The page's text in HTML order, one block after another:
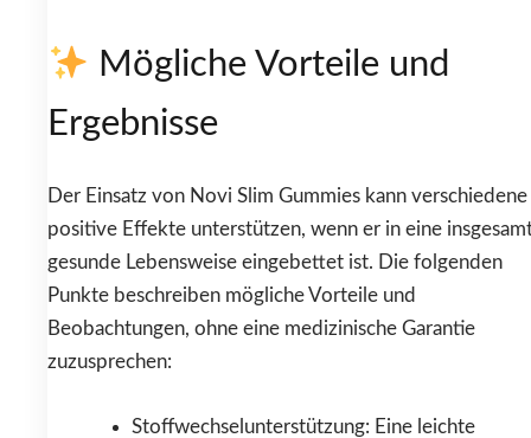
Mögliche Vorteile und
Ergebnisse
Der Einsatz von Novi Slim Gummies kann verschiedene
positive Effekte unterstützen, wenn er in eine
gesunde Lebensweise eingebettet ist. Die folgenden
Punkte beschreiben mögliche Vorteile und
Beobachtungen, ohne eine medizinische Garantie
zuzusprechen:
Stoffwechselunterstützung: Eine leichte